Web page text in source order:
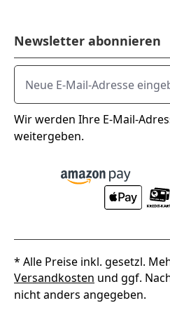
Newsletter abonnieren
Neue E-Mail-Adresse eingeben
Wir werden Ihre E-Mail-
weitergeben.
* Alle Preise inkl. gesetzl.
Versandkosten und ggf.
nicht anders angegeben.